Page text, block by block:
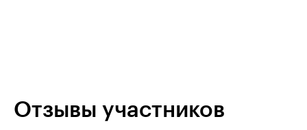
Отзывы участников